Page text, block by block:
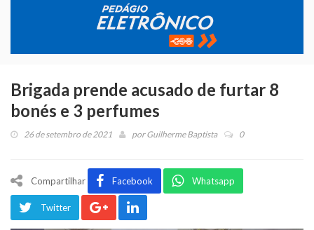
Brigada prende acusado de furtar 8
bonés e 3 perfumes
26 de setembro de 2021 porGuilherme Baptista 0
Compartilhar Facebook Whatsapp
Twitter